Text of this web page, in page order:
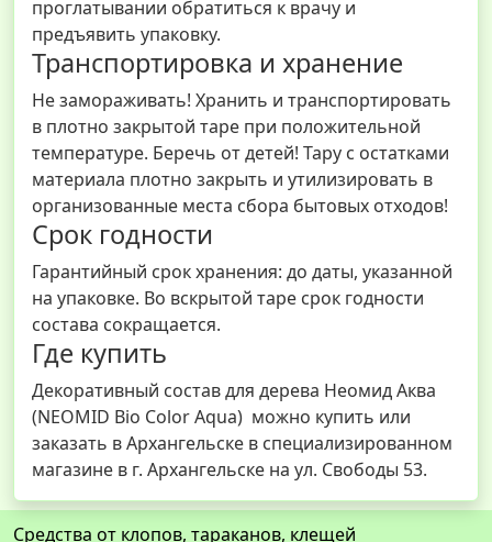
проглатывании обратиться к врачу и
предъявить упаковку.
Транспортировка и хранение
Не замораживать! Хранить и транспортировать
в плотно закрытой таре при положительной
температуре. Беречь от детей! Тару с остатками
материала плотно закрыть и утилизировать в
организованные места сбора бытовых отходов!
Срок годности
Гарантийный срок хранения: до даты, указанной
на упаковке. Во вскрытой таре срок годности
состава сокращается.
Где купить
Декоративный состав для дерева Неомид Аква
(NEOMID Bio Color Aqua) можно купить или
заказать в Архангельске в специализированном
магазине в г. Архангельске на ул. Свободы 53.
Средства от клопов, тараканов, клещей